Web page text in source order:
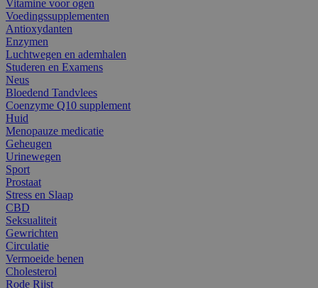
Vitamine voor ogen
Voedingssupplementen
Antioxydanten
Enzymen
Luchtwegen en ademhalen
Studeren en Examens
Neus
Bloedend Tandvlees
Coenzyme Q10 supplement
Huid
Menopauze medicatie
Geheugen
Urinewegen
Sport
Prostaat
Stress en Slaap
CBD
Seksualiteit
Gewrichten
Circulatie
Vermoeide benen
Cholesterol
Rode Rijst